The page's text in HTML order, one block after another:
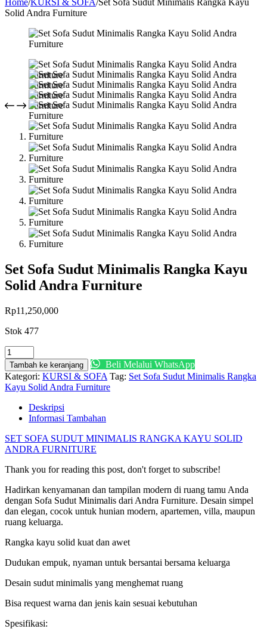
Home/KURSI & SOFA/Set Sofa Sudut Minimalis Rangka Kayu
Solid Andra Furniture
Set Sofa Sudut Minimalis Rangka Kayu
Solid Andra Furniture
Rp11,250,000
Stok 477
Kuantitas
Set
Sofa
Sudut
Minimalis
Rangka
Kayu
Andra
Furniture
Tambah ke keranjang
Beli Melalui WhatsApp
Kategori: KURSI & SOFA Tag: Set Sofa Sudut Minimalis Rangka
Kayu Solid Andra Furniture
Deskripsi
Informasi Tambahan
SET SOFA SUDUT MINIMALIS RANGKA KAYU SOLID
ANDRA FURNITURE
Thank you for reading this post, don't forget to subscribe!
Hadirkan kenyamanan dan tampilan modern di ruang tamu Anda
dengan Sofa Sudut Minimalis dari Andra Furniture. Desain simpel
dan elegan, cocok untuk hunian modern, apartemen, villa, maupun
ruang keluarga.
Rangka kayu solid kuat dan awet
Dudukan empuk, nyaman untuk bersantai bersama keluarga
Desain sudut minimalis yang menghemat ruang
Bisa request warna dan jenis kain sesuai kebutuhan
Spesifikasi: